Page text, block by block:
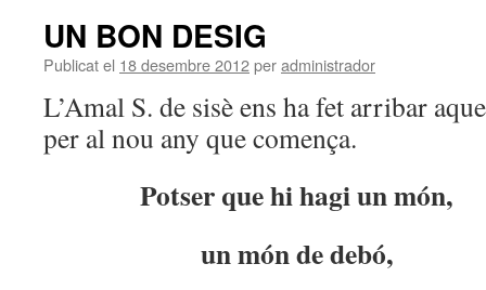
UN BON DESIG
Publicat el 18 desembre 2012peradministrador
L’Amal S. de sisè ens ha fet arribar
per al nou any que comença.
Potser que hi hagi un món,
un món de debó,